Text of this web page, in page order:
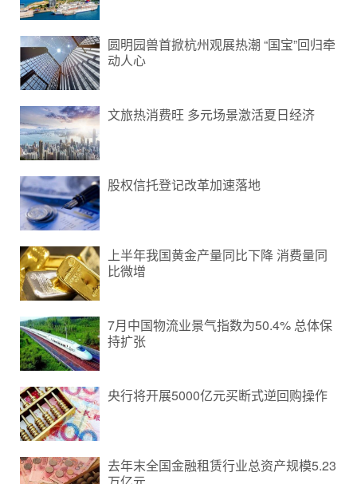
圆明园兽首掀杭州观展热潮 “国宝”回归牵
动人心
文旅热消费旺 多元场景激活夏日经济
股权信托登记改革加速落地
上半年我国黄金产量同比下降 消费量同
比微增
7月中国物流业景气指数为50.4% 总体保
持扩张
央行将开展5000亿元买断式逆回购操作
去年末全国金融租赁行业总资产规模5.23